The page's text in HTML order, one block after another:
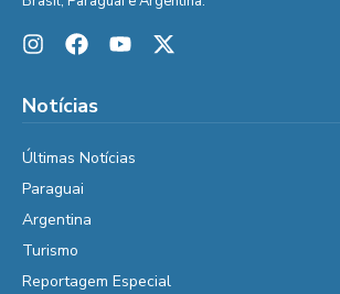
Notícias
Últimas Notícias
Paraguai
Argentina
Turismo
Reportagem Especial